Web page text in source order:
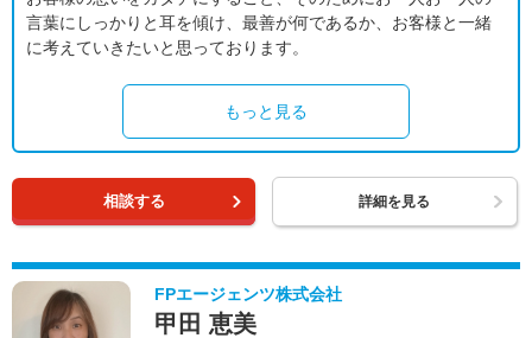
言葉にしっかりと耳を傾け、最善が何であるか、お客様と一緒
に考えていきたいと思っております。
もっと見る
相談する 詳細を見る
FPエージェンツ株式会社
甲田 恵美